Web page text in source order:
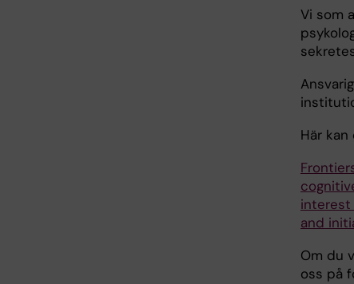
Vi som
Här
interest
and
Om du
oss på